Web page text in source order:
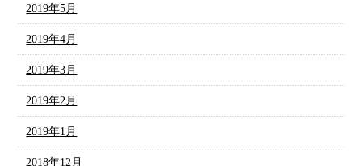
2019年5月
2019年4月
2019年3月
2019年2月
2019年1月
2018年12月